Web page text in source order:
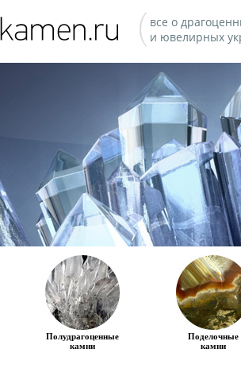
все о
и ювелирных
Полудрагоценные
камни
Поделочные
камни